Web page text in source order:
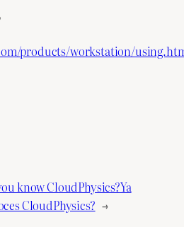
products/workstation/
know CloudPhysics?Ya
CloudPhysics? →